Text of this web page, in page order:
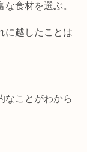
食材を選ぶ。
に越したことは
なことがわから